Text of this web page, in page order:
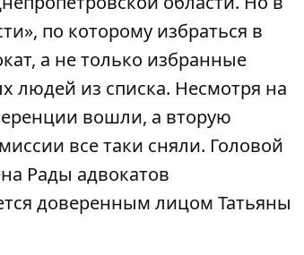
по которому избраться в
а не только избранные
людей из списка. Несмотря на
вошли, а вторую
все таки сняли. Головой
Рады адвокатов
доверенным лицом Татьяны